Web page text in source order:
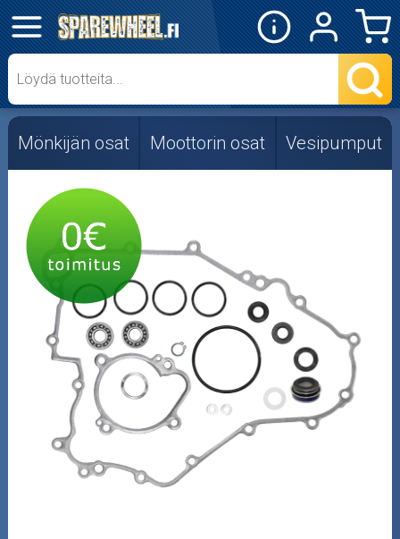
✕
Mopon osat
Skootterin osat
Crossipyörän osat
Moottoripyörän osat
Moottorikelkan osat
Mopoauton osat
Mönkijän osat
Puutarha ja metsä
Ajovarusteet
Mönkijän osat Moottorin osat Vesipumput